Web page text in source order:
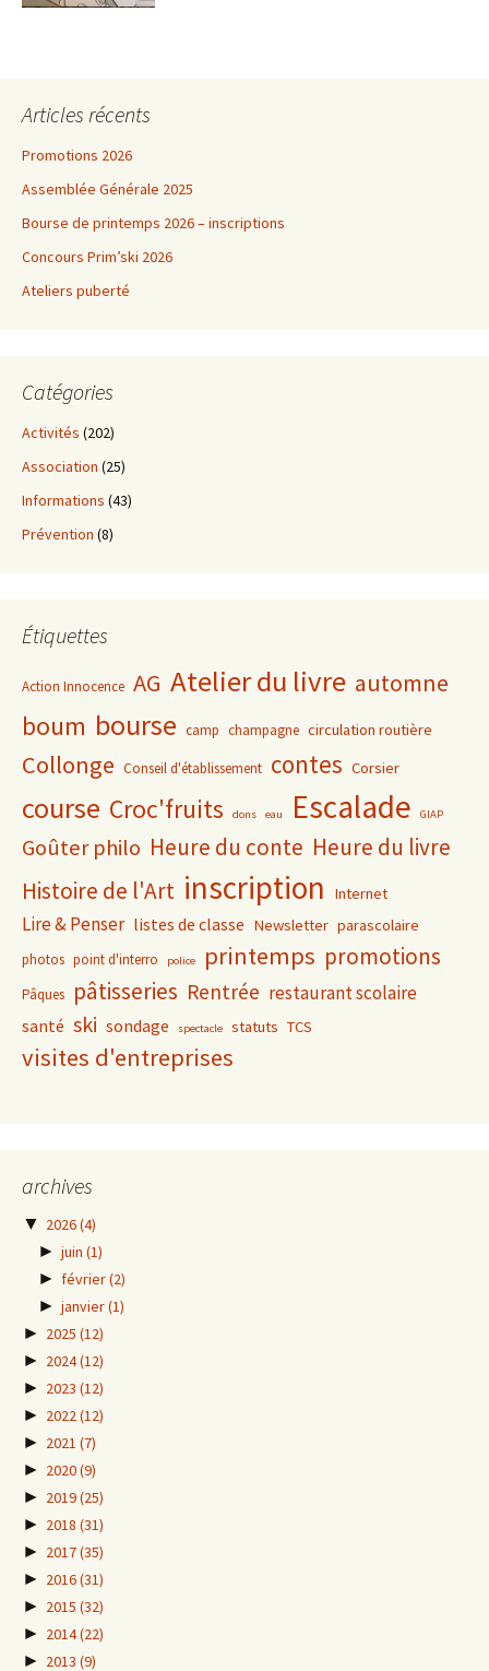
Articles récents
Promotions 2026
Assemblée Générale 2025
Bourse de printemps 2026 – inscriptions
Concours Prim’ski 2026
Ateliers puberté
Catégories
Activités (202)
Association (25)
Informations (43)
Prévention (8)
Étiquettes
Action Innocence AG Atelier du livre automne
boum bourse camp champagne circulation routière
Collonge Conseil d'établissement contes Corsier
course Croc'fruits dons eau Escalade GIAP
Goûter philo Heure du conte Heure du livre
Histoire de l'Art inscription Internet
Lire & Penser listes de classe Newsletter parascolaire
photos point d'interro police printemps promotions
Pâques pâtisseries Rentrée restaurant scolaire
santé ski sondage spectacle statuts TCS
visites d'entreprises
archives
▼ 2026(4)
► juin (1)
► février(2)
► janvier(1)
► 2025 (12)
► 2024(12)
► 2023 (12)
► 2022(12)
► 2021 (7)
► 2020(9)
► 2019(25)
► 2018 (31)
► 2017(35)
► 2016(31)
► 2015 (32)
► 2014(22)
► 2013 (9)